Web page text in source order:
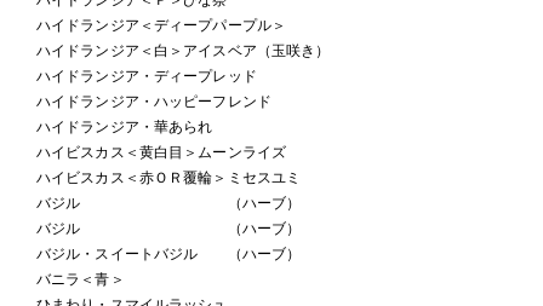
ハイドランジア＜ディープパープル＞
ハイドランジア＜白＞アイスベア（玉咲き）
ハイドランジア・ディープレッド
ハイドランジア・ハッピーフレンド
ハイドランジア・華あられ
ハイビスカス＜黄白目＞ムーンライズ
ハイビスカス＜赤ＯＲ覆輪＞ミセスユミ
バジル （ハーブ）
バジル （ハーブ）
バジル・スイートバジル （ハーブ）
バニラ＜青＞